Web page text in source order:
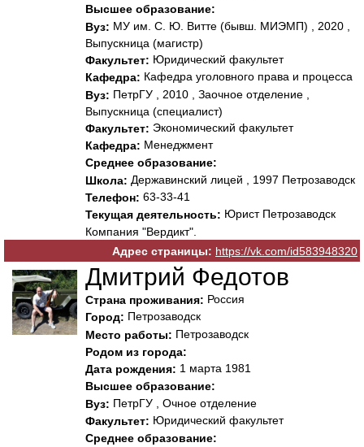
Высшее образование:
Вуз: МУ им. С. Ю. Витте (бывш. МИЭМП) , 2020 ,
Выпускница (магистр)
Факультет: Юридический факультет
Кафедра: Кафедра уголовного права и процесса
Вуз: ПетрГУ , 2010 , Заочное отделение ,
Выпускница (специалист)
Факультет: Экономический факультет
Кафедра: Менеджмент
Среднее образование:
Школа: Державинский лицей , 1997 Петрозаводск
Телефон: 63-33-41
Текущая деятельность: Юрист Петрозаводск
Компания "Вердикт".
Адрес страницы: https://vk.com/id583948320
Дмитрий Федотов
Страна проживания: Россия
Город: Петрозаводск
Место работы: Петрозаводск
Родом из города:
Дата рождения: 1 марта 1981
Высшее образование:
Вуз: ПетрГУ , Очное отделение
Факультет: Юридический факультет
Среднее образование: